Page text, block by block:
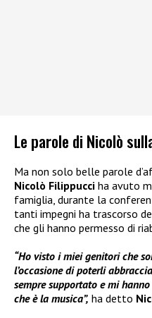
Le parole di Nicolò
Ma non solo belle parole
Nicolò Filippucci ha avuto
famiglia, durante la
tanti impegni ha trascorso
che gli hanno permesso di
“Ho visto i miei genitori che
l’occasione di poterli
sempre supportato e mi
che è la musica”, ha detto